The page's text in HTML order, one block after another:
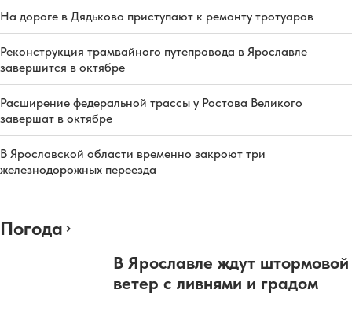
На дороге в Дядьково приступают к ремонту тротуаров
Реконструкция трамвайного путепровода в Ярославле
завершится в октябре
Расширение федеральной трассы у Ростова Великого
завершат в октябре
В Ярославской области временно закроют три
железнодорожных переезда
Погода
В Ярославле ждут штормовой
ветер с ливнями и градом